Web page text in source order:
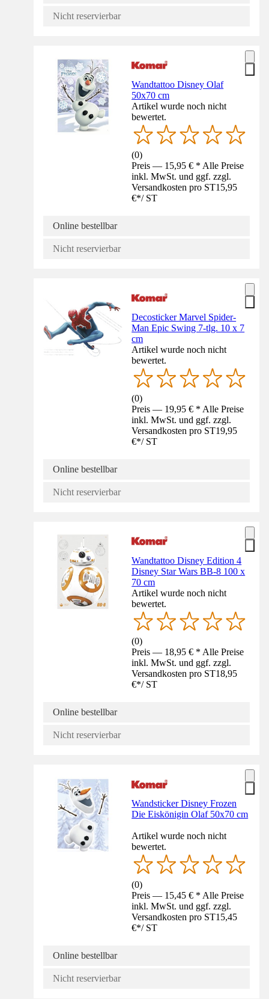
Nicht reservierbar
Wandtattoo Disney Olaf
50x70 cm
Artikel wurde noch nicht
bewertet.
(0)
Preis — 15,95 € * Alle Preise
inkl. MwSt. und ggf. zzgl.
Versandkosten pro ST15,95
€*/ ST
Online bestellbar
Nicht reservierbar
Decosticker Marvel Spider-
Man Epic Swing 7-tlg. 10 x 7
cm
Artikel wurde noch nicht
bewertet.
(0)
Preis — 19,95 € * Alle Preise
inkl. MwSt. und ggf. zzgl.
Versandkosten pro ST19,95
€*/ ST
Online bestellbar
Nicht reservierbar
Wandtattoo Disney Edition 4
Disney Star Wars BB-8 100 x
70 cm
Artikel wurde noch nicht
bewertet.
(0)
Preis — 18,95 € * Alle Preise
inkl. MwSt. und ggf. zzgl.
Versandkosten pro ST18,95
€*/ ST
Online bestellbar
Nicht reservierbar
Wandsticker Disney Frozen
Die Eiskönigin Olaf 50x70 cm
Artikel wurde noch nicht
bewertet.
(0)
Preis — 15,45 € * Alle Preise
inkl. MwSt. und ggf. zzgl.
Versandkosten pro ST15,45
€*/ ST
Online bestellbar
Nicht reservierbar